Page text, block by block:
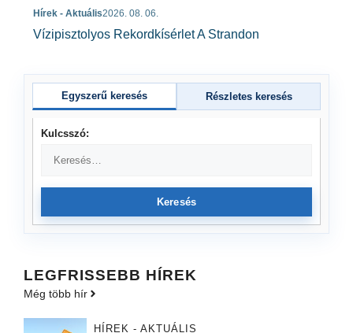
Hírek - Aktuális2026. 08. 06.
Vízipisztolyos Rekordkísérlet A Strandon
Egyszerű keresés Részletes keresés
Kulcsszó:
Keresés
LEGFRISSEBB HÍREK
Még több hír
HÍREK - AKTUÁLIS